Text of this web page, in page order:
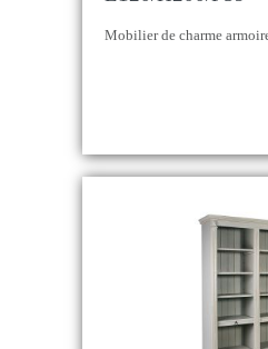
Mobilier de charme